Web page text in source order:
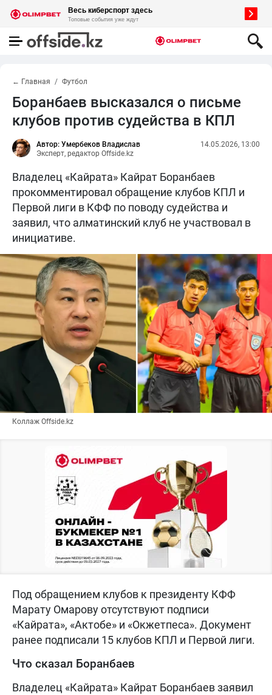
← Главная Футбол
Боранбаев высказался о письме
клубов против судейства в КПЛ
Автор: Умербеков Владислав
Эксперт, редактор Offside.kz
14.05.2026, 13:00
Владелец «Кайрата» Кайрат Боранбаев
прокомментировал обращение клубов КПЛ и
Первой лиги в КФФ по поводу судейства и
заявил, что алматинский клуб не участвовал в
инициативе.
Коллаж Offside.kz
Под обращением клубов к президенту КФФ
Марату Омарову отсутствуют подписи
«Кайрата», «Актобе» и «Окжетпеса». Документ
ранее подписали 15 клубов КПЛ и Первой лиги.
Что сказал Боранбаев
Владелец «Кайрата» Кайрат Боранбаев заявил